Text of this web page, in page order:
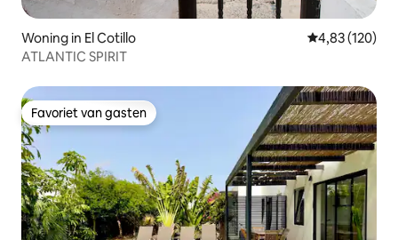
Woning in El Cotillo Gemiddelde
4,83 (120)
ATLANTIC SPIRIT
Favoriet van gasten
Favoriet van gasten